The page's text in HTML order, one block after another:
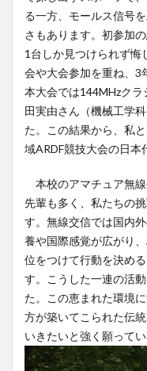
る一方、モールス信号
さもあります。初参加
1台しか見つけられず悔
会や大会参加を重ね、3
本大会では144MHzク
田実由さん（機械工学
た。この結果から、私
域ARDF競技大会の日本
本校のアマチュア無
先輩も多く、私たちの
す。無線交信では国内
養や国際感覚が広がり
位をつけて行動を決め
す。こうした一連の活
た。この恵まれた環境
方が築いてこられた伝
いきたいと強く願ってい